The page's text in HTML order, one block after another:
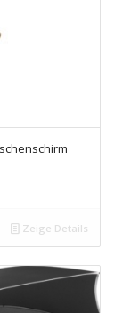
Zeige Details